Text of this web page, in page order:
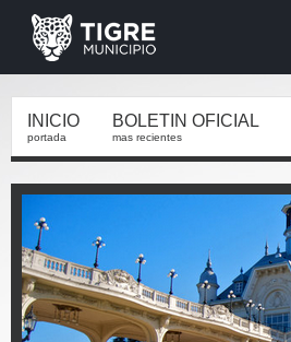
INICIO
portada
BOLETIN OFICIAL
mas recientes